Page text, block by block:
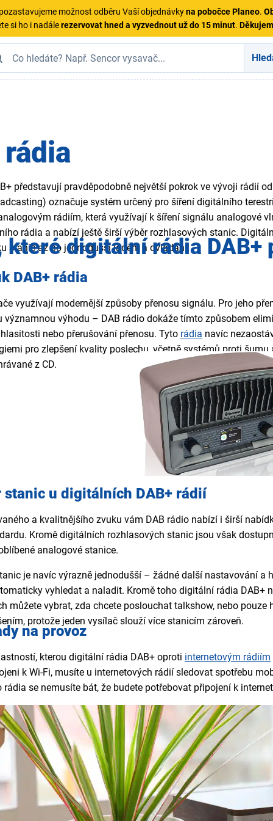
možnost odběru Vaší objednávkyna pobočce Planeo.
si ho i nadálerezervovat hned a vyzvednout už do 15 minut.
představují pravděpodobně největší pokrok ve vývoji rádií
označuje systém určený pro šíření digitálního
rádiím, která využívají k šíření signálu analogové
rádia a nabízí ještě širší výběr rozhlasových stanic.
stanic až po jednodušší ladění a ovládání.
které digitální rádia
DAB+ rádia
využívají modernější způsoby přenosu signálu. Pro jeho
významnou výhodu – DAB rádio dokáže tímto způsobem
nebo přerušování přenosu. Tyto rádia navíc
pro zlepšení kvality poslechu, včetně systémů proti
z CD.
stanic u digitálních DAB+ rádií
a kvalitnějšího zvuku vám DAB rádio nabízí i širší
Kromě digitálních rozhlasových stanic jsou však
analogové stanice.
je navíc výrazně jednodušší – žádné další nastavování a
vyhledat a naladit. Kromě toho digitální rádia DAB+
můžete vybrat, zda chcete poslouchat talkshow, nebo pouze
protože jeden vysílač slouží více stanicím zároveň.
na provoz
kterou digitální rádia DAB+ oproti internetovým rádiím
k Wi-Fi, musíte u internetových rádií sledovat spotřebu
rádia se nemusíte bát, že budete potřebovat připojení k